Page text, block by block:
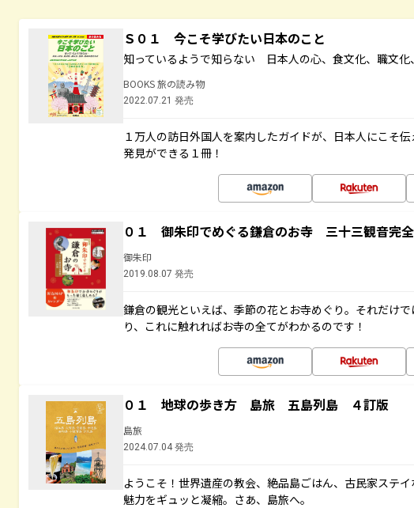
Ｓ０１ 今こそ学びたい日本のこと
知っているようで知らない 日本人の心、食文化、職文化
BOOKS 旅の読み物
2022.07.21 発売
１万人の訪日外国人を案内したガイドが、日本人にこそ
発見ができる１冊！
０１ 御朱印でめぐる鎌倉のお寺 三十三観音完
御朱印
2019.08.07 発売
鎌倉の観光といえば、季節の花とお寺めぐり。それだけ
り、これに触れればお寺の全てがわかるのです！
０１ 地球の歩き方 島旅 五島列島 ４訂版
島旅
2024.07.04 発売
ようこそ！世界遺産の教会、絶品島ごはん、古民家ステ
魅力をギュッと凝縮。さあ、島旅へ。